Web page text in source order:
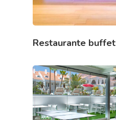
Restaurante buffet